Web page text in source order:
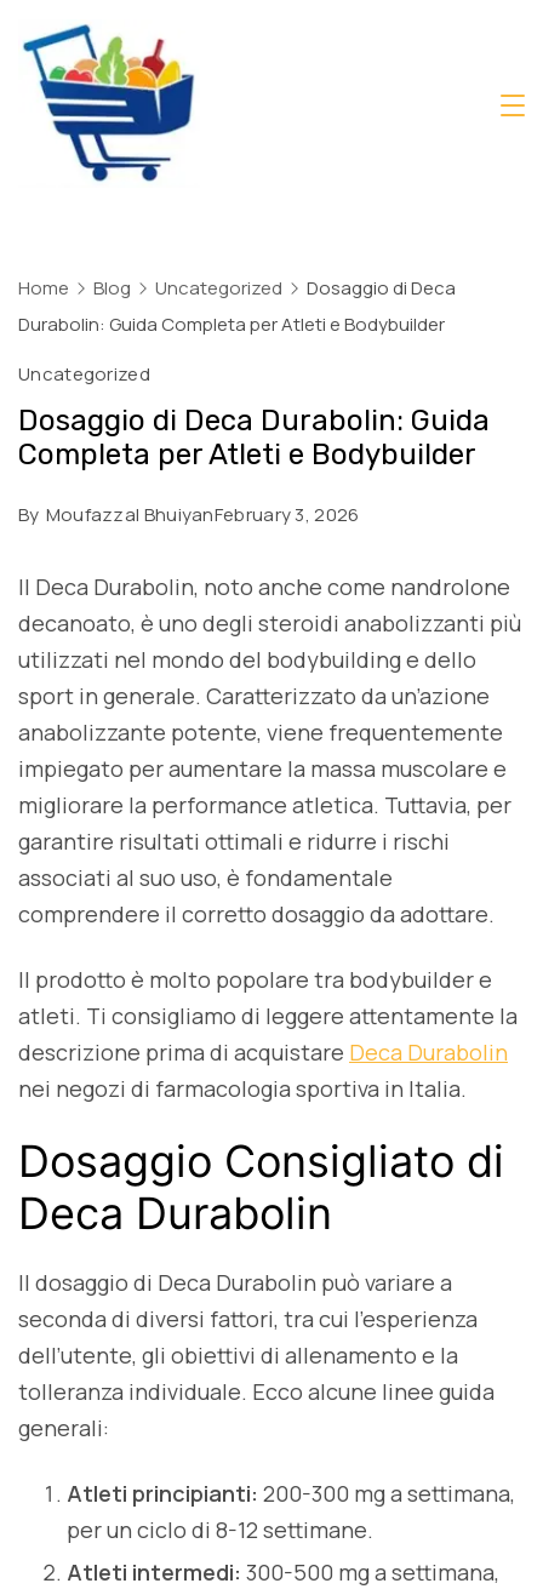
content
Home Blog Uncategorized
Dosaggio di Deca
Durabolin: Guida Completa per Atleti e Bodybuilder
Uncategorized
Dosaggio di Deca Durabolin: Guida
Completa per Atleti e Bodybuilder
By Moufazzal BhuiyanFebruary 3, 2026
Il Deca Durabolin, noto anche come nandrolone
decanoato, è uno degli steroidi anabolizzanti più
utilizzati nel mondo del bodybuilding e dello
sport in generale. Caratterizzato da un’azione
anabolizzante potente, viene frequentemente
impiegato per aumentare la massa muscolare e
migliorare la performance atletica. Tuttavia, per
garantire risultati ottimali e ridurre i rischi
associati al suo uso, è fondamentale
comprendere il corretto dosaggio da adottare.
Il prodotto è molto popolare tra bodybuilder e
atleti. Ti consigliamo di leggere attentamente la
descrizione prima di acquistare Deca Durabolin
nei negozi di farmacologia sportiva in Italia.
Dosaggio Consigliato di
Deca Durabolin
Il dosaggio di Deca Durabolin può variare a
seconda di diversi fattori, tra cui l’esperienza
dell’utente, gli obiettivi di allenamento e la
tolleranza individuale. Ecco alcune linee guida
generali:
Atleti principianti: 200-300 mg a settimana,
per un ciclo di 8-12 settimane.
Atleti intermedi: 300-500 mg a settimana,